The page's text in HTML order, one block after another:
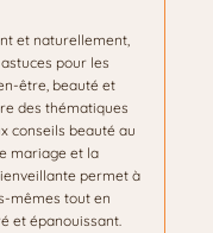
et naturellement,
pour les
être, beauté et
des thématiques
conseils beauté au
mariage et la
permet à
mêmes tout en
et épanouissant.